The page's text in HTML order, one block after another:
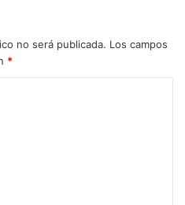
no será publicada. Los campos
*